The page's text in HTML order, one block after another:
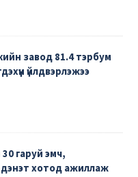
завод 81.4 тэрбум
үйлдвэрлэжээ
гаруй эмч,
хотод ажиллаж